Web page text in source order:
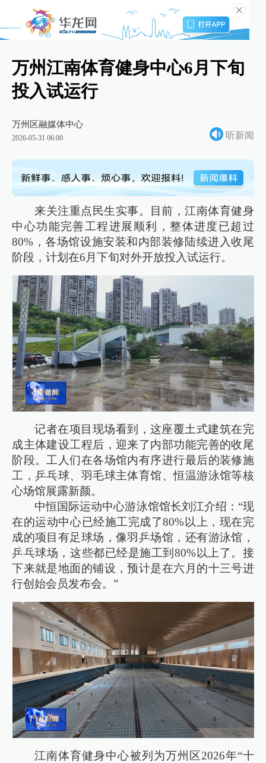
万州江南体育健身中心6月下旬
投入试运行
万州区融媒体中心
2026-05-31 06:00 听新闻
来关注重点民生实事。目前，江南体育健身
中心功能完善工程进展顺利，整体进度已超过
80%，各场馆设施安装和内部装修陆续进入收尾
阶段，计划在6月下旬对外开放投入试运行。
记者在项目现场看到，这座覆土式建筑在完
成主体建设工程后，迎来了内部功能完善的收尾
阶段。工人们在各场馆内有序进行最后的装修施
工，乒乓球、羽毛球主体育馆、恒温游泳馆等核
心场馆展露新颜。
中恒国际运动中心游泳馆馆长刘江介绍：“现
在的运动中心已经施工完成了80%以上，现在完
成的项目有足球场，像羽乒场馆，还有游泳馆，
乒乓球场，这些都已经是施工到80%以上了。接
下来就是地面的铺设，预计是在六月的十三号进
行创始会员发布会。”
江南体育健身中心被列为万州区2026年“十